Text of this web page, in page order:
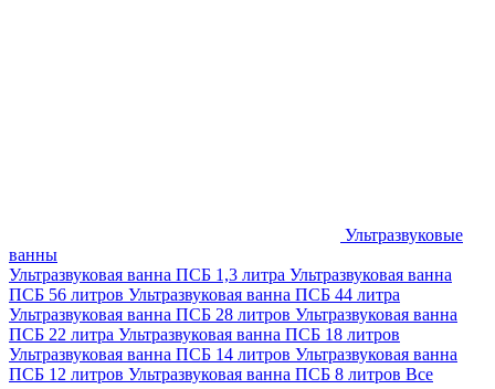
Ультразвуковые
ванны
Ультразвуковая ванна ПСБ 1,3 литра Ультразвуковая ванна
ПСБ 56 литров Ультразвуковая ванна ПСБ 44 литра
Ультразвуковая ванна ПСБ 28 литров Ультразвуковая ванна
ПСБ 22 литра Ультразвуковая ванна ПСБ 18 литров
Ультразвуковая ванна ПСБ 14 литров Ультразвуковая ванна
ПСБ 12 литров Ультразвуковая ванна ПСБ 8 литров Все